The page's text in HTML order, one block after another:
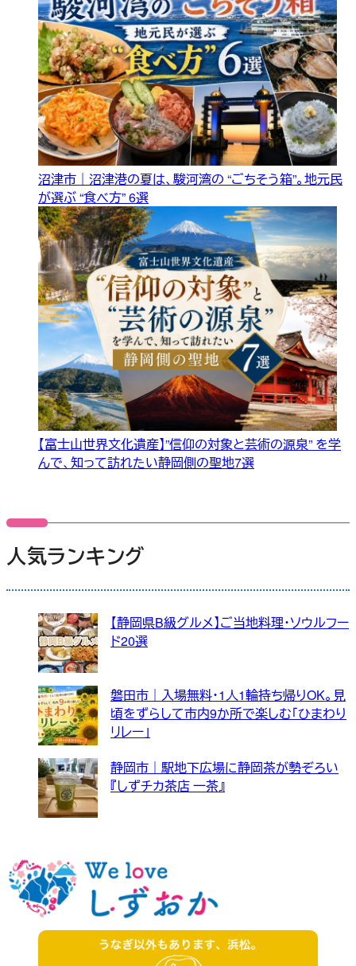
沼津市｜沼津港の夏は、駿河湾の “ごちそう箱”。地元民
が選ぶ “食べ方” 6選
【富士山世界文化遺産】”信仰の対象と芸術の源泉” を学
んで、知って訪れたい静岡側の聖地7選
人気ランキング
【静岡県B級グルメ】ご当地料理・ソウルフー
ド20選
磐田市｜入場無料・1人1輪持ち帰りOK。見
頃をずらして市内9か所で楽しむ「ひまわり
リレー」
静岡市｜駅地下広場に静岡茶が勢ぞろい
『しずチカ茶店 一茶』